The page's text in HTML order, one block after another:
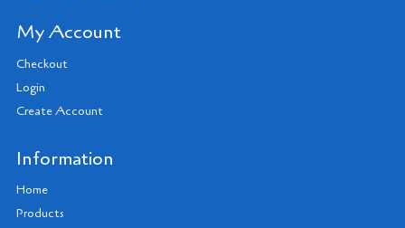
My Account
Checkout
Login
Create Account
Information
Home
Products